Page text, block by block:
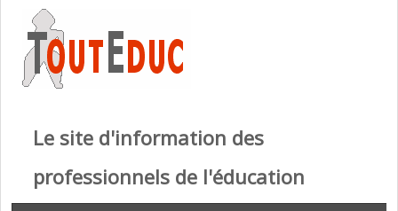
Le site d'information des
professionnels de l'éducation